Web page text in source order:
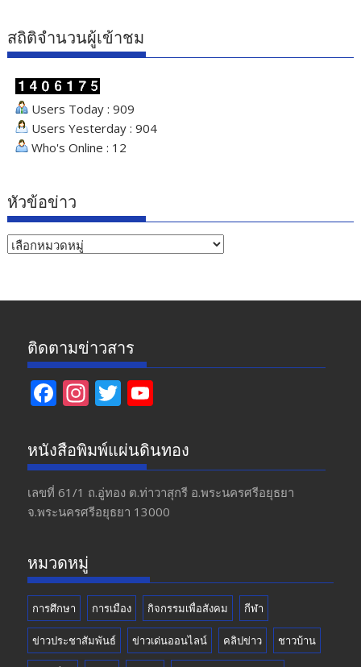
สถิติจำนวนผู้เข้าชม
Users Today : 909
Users Yesterday : 904
Who's Online : 12
หัวข้อข่าว
หัวข้อ
ติดตามข่าวสาร
F
e
b
o
o
In
a
gr
a
m
T
itt
er
u
T
u
b
หนังสือพิมพ์แผ่นดินทอง
เลขที่ 61/1 ถ.อู่ทอง​ ต.​ท่าวาสุกรี​ อ.พระนครศรีอยุธยา​
จ.พระนครศรีอยุธยา 13000
หมวดหมู่
การศึกษา การเมือง กิจกรรมเพื่อสังคม กีฬา
ข่าวประชาสัมพันธ์ ข่าวเด่นออนไลน์ คลิปข่าว ชาวบ้าน